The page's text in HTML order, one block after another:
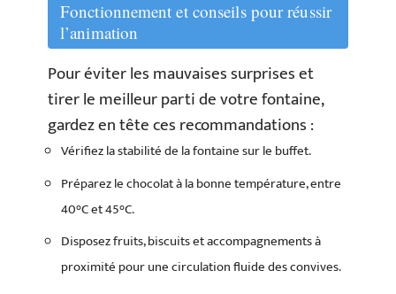
Fonctionnement et conseils pour réussir
l’animation
Pour éviter les mauvaises surprises et
tirer le meilleur parti de votre fontaine,
gardez en tête ces recommandations :
Vérifiez la stabilité de la fontaine sur le buffet.
Préparez le chocolat à la bonne température, entre
40°C et 45°C.
Disposez fruits, biscuits et accompagnements à
proximité pour une circulation fluide des convives.